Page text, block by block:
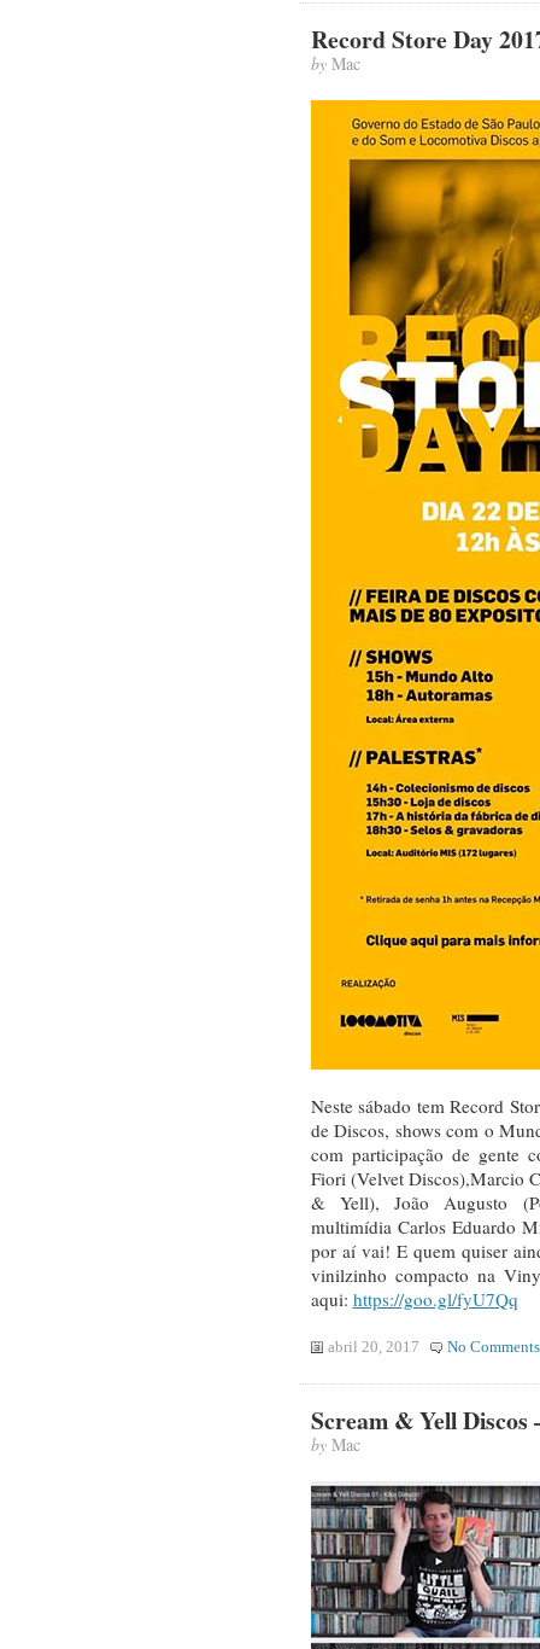
Record Store Day
byMac
Neste sábado tem Record
de Discos, shows com o
com participação de gente
Fiori (Velvet Discos),Marcio
& Yell), João Augusto
multimídia Carlos Eduardo
por aí vai! E quem quiser
vinilzinho compacto na
aqui: https://goo.gl/fyU7Qq
abril 20, 2017 No Comments
Scream & Yell Discos
byMac